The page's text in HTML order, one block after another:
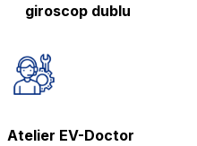
giroscop dublu
Atelier EV-Doctor